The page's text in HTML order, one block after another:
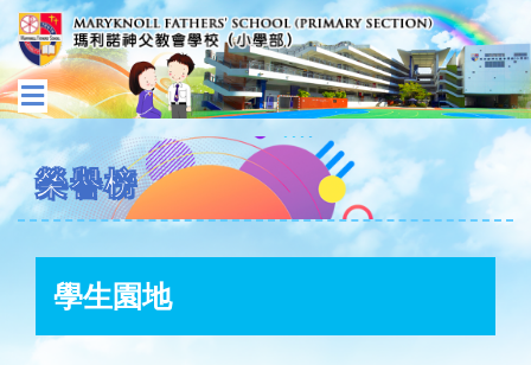
榮譽榜
學生園地